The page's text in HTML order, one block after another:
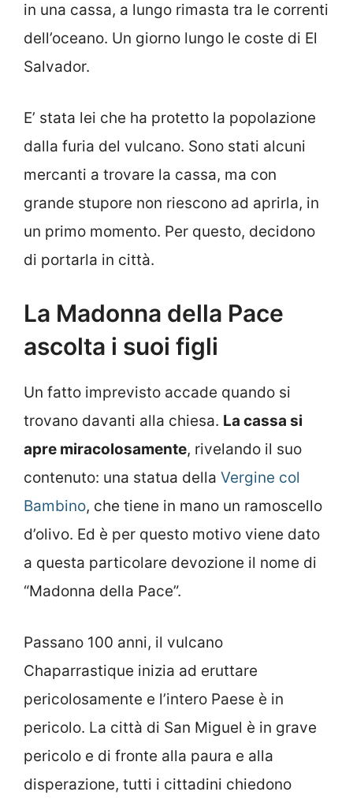
in una cassa, a lungo rimasta tra le correnti
dell’oceano. Un giorno lungo le coste di El
Salvador.
E’ stata lei che ha protetto la popolazione
dalla furia del vulcano. Sono stati alcuni
mercanti a trovare la cassa, ma con
grande stupore non riescono ad aprirla, in
un primo momento. Per questo, decidono
di portarla in città.
La Madonna della Pace
ascolta i suoi figli
Un fatto imprevisto accade quando si
trovano davanti alla chiesa. La cassa si
apre miracolosamente, rivelando il suo
contenuto: una statua della Vergine col
Bambino, che tiene in mano un ramoscello
d’olivo. Ed è per questo motivo viene dato
a questa particolare devozione il nome di
“Madonna della Pace”.
Passano 100 anni, il vulcano
Chaparrastique inizia ad eruttare
pericolosamente e l’intero Paese è in
pericolo. La città di San Miguel è in grave
pericolo e di fronte alla paura e alla
disperazione, tutti i cittadini chiedono